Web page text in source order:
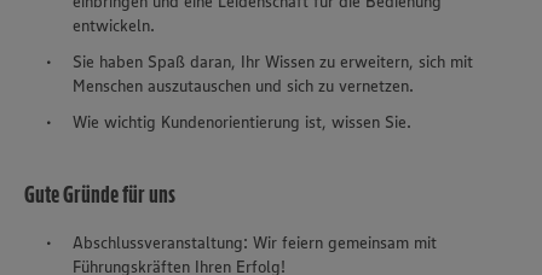
entwickeln.
Sie haben Spaß daran, Ihr Wissen zu erweitern, sich mit
Menschen auszutauschen und sich zu vernetzen.
Wie wichtig Kundenorientierung ist, wissen Sie.
Gute Gründe für uns
Abschlussveranstaltung: Wir feiern gemeinsam mit
Führungskräften Ihren Erfolg!